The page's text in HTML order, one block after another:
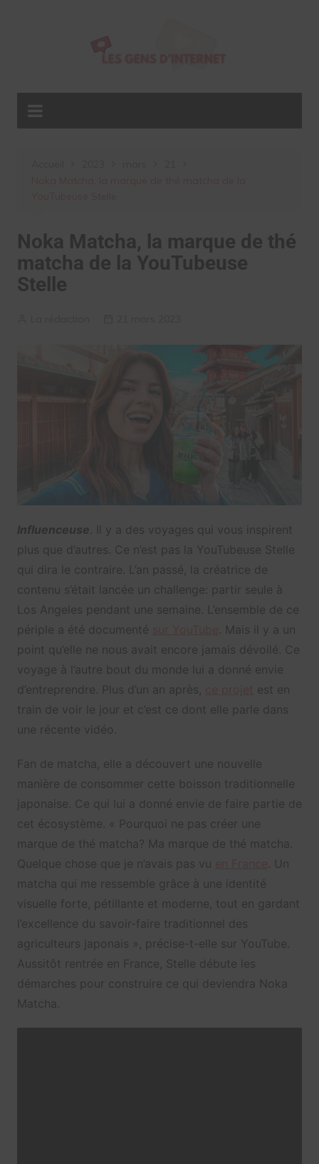
Noka Matcha, la marque de thé
matcha de la YouTubeuse
Stelle
Influenceuse . Il y a des voyages qui vous inspirent
plus que d’autres. Ce n’est pas la YouTubeuse Stelle
qui dira le contraire. L’an passé, la créatrice de
contenu s’était lancée un challenge: partir seule à
Los Angeles pendant une semaine. L’ensemble de ce
périple a été documenté
. Mais il y a un
point qu’elle ne nous avait encore jamais dévoilé. Ce
voyage à l’autre bout du monde lui a donné envie
d’entreprendre. Plus d’un an après,
est en
train de voir le jour et c’est ce dont elle parle dans
une récente vidéo.
Fan de matcha, elle a découvert une nouvelle
manière de consommer cette boisson traditionnelle
japonaise. Ce qui lui a donné envie de faire partie de
cet écosystème. « Pourquoi ne pas créer une
marque de thé matcha? Ma marque de thé matcha.
Quelque chose que je n’avais pas vu
. Un
matcha qui me ressemble grâce à une identité
visuelle forte, pétillante et moderne, tout en gardant
l’excellence du savoir-faire traditionnel des
agriculteurs japonais », précise-t-elle sur YouTube.
Aussitôt rentrée en France, Stelle débute les
démarches pour construire ce qui deviendra Noka
Matcha.